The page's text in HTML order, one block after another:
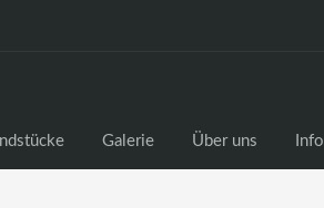
Galerie Über uns Info